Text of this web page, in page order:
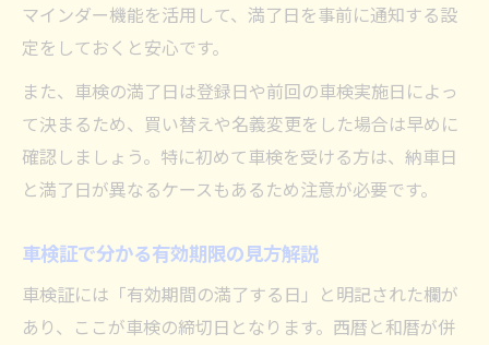
マインダー機能を活用して、満了日を事前に通知する設
定をしておくと安心です。
また、車検の満了日は登録日や前回の車検実施日によっ
て決まるため、買い替えや名義変更をした場合は早めに
確認しましょう。特に初めて車検を受ける方は、納車日
と満了日が異なるケースもあるため注意が必要です。
車検証で分かる有効期限の見方解説
車検証には「有効期間の満了する日」と明記された欄が
あり、ここが車検の締切日となります。西暦と和暦が併